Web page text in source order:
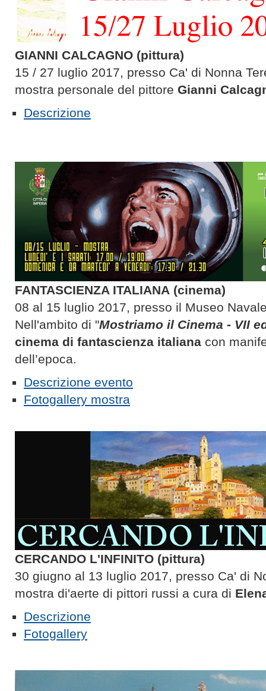
GIANNI CALCAGNO (pittura)
15 / 27 luglio 2017, presso Ca' di Nonna
mostra personale del pittore Gianni
Descrizione
FANTASCIENZA ITALIANA (cinema)
08 al 15 luglio 2017, presso il Museo
Nell'ambito di "Mostriamo il Cinema - VII
cinema di fantascienza italiana con
dell’epoca.
Descrizione evento
Fotogallery mostra
CERCANDO L'INFINITO (pittura)
30 giugno al 13 luglio 2017, presso Ca' di
mostra di'aerte di pittori russi a cura di
Descrizione
Fotogallery